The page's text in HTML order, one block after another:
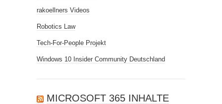
rakoellners Videos
Robotics Law
Tech-For-People Projekt
Windows 10 Insider Community Deutschland
MICROSOFT 365 INHALTE